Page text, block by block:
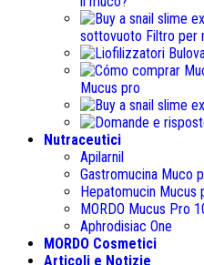
sottovuoto Filtro per
Mucus pro
Nutraceutici
Apilarnil
Gastromucina Muco
Hepatomucin Mucus
MORDO Mucus Pro
Aphrodisiac One
MORDO Cosmetici
Articoli e Notizie